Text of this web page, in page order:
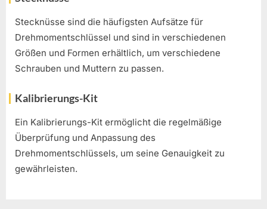
Stecknüsse sind die häufigsten Aufsätze für
Drehmomentschlüssel und sind in verschiedenen
Größen und Formen erhältlich, um verschiedene
Schrauben und Muttern zu passen.
Kalibrierungs-Kit
Ein Kalibrierungs-Kit ermöglicht die regelmäßige
Überprüfung und Anpassung des
Drehmomentschlüssels, um seine Genauigkeit zu
gewährleisten.